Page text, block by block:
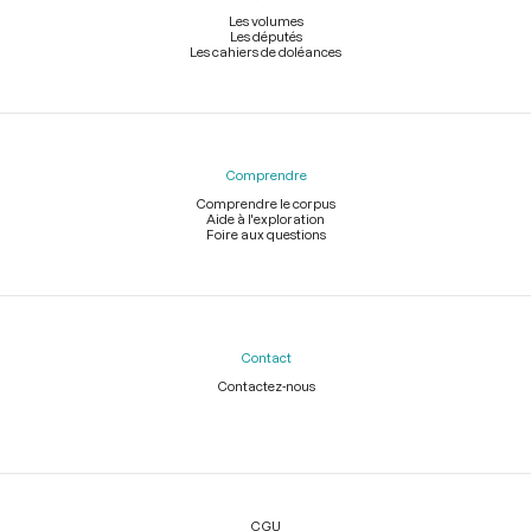
Les volumes
Les députés
Les cahiers de doléances
Comprendre
Comprendre le corpus
Aide à l'exploration
Foire aux questions
Contact
Contactez-nous
Légal
CGU